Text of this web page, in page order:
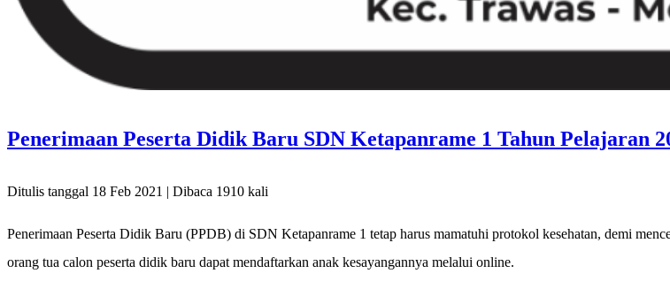
Penerimaan Peserta Didik Baru SDN Ketapanrame 1 Tahun Pelajaran
Ditulis tanggal 18 Feb 2021 | Dibaca 1910 kali
Penerimaan Peserta Didik Baru (PPDB) di SDN Ketapanrame 1 tetap harus mamatuhi protokol kesehatan, demi
orang tua calon peserta didik baru dapat mendaftarkan anak kesayangannya melalui online.